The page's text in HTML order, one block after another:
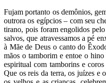
Fujam portanto os demônios,
outrora os egípcios – com seu
tirano, pois foram engolidos
salvos, que atravessamos a pé
à Mãe de Deus o canto do
mãos o tamborim e entoe o
espiritual com tamborins e
Que os reis da terra, os juízes e